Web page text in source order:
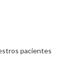
pacientes